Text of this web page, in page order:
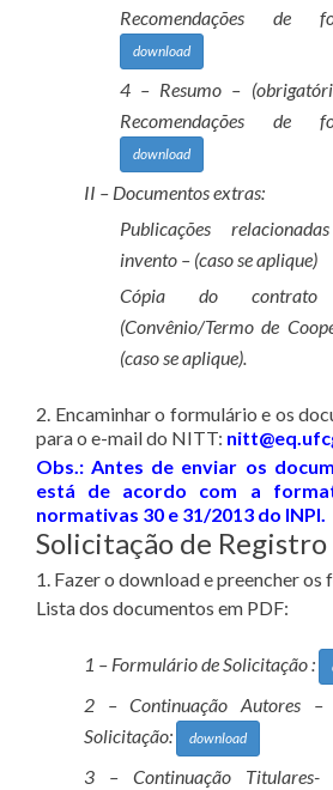
Recomendações de
download
4 – Resumo –
Recomendações de
download
II – Documentos extras:
Publicações
invento – (caso se aplique)
Cópia do
(Convênio/Termo de
(caso se aplique).
2. Encaminhar o formulário e os
para o e-mail do NITT:
Obs.: Antes de enviar os
está de acordo com a
normativas 30 e 31/2013 do INPI.
Solicitação de
1. Fazer o download e preencher
Lista dos documentos em PDF:
1 – Formulário de Solicitação :
2 – Continuação Autores –
Solicitação:
download
3 – Continuação Titulares-